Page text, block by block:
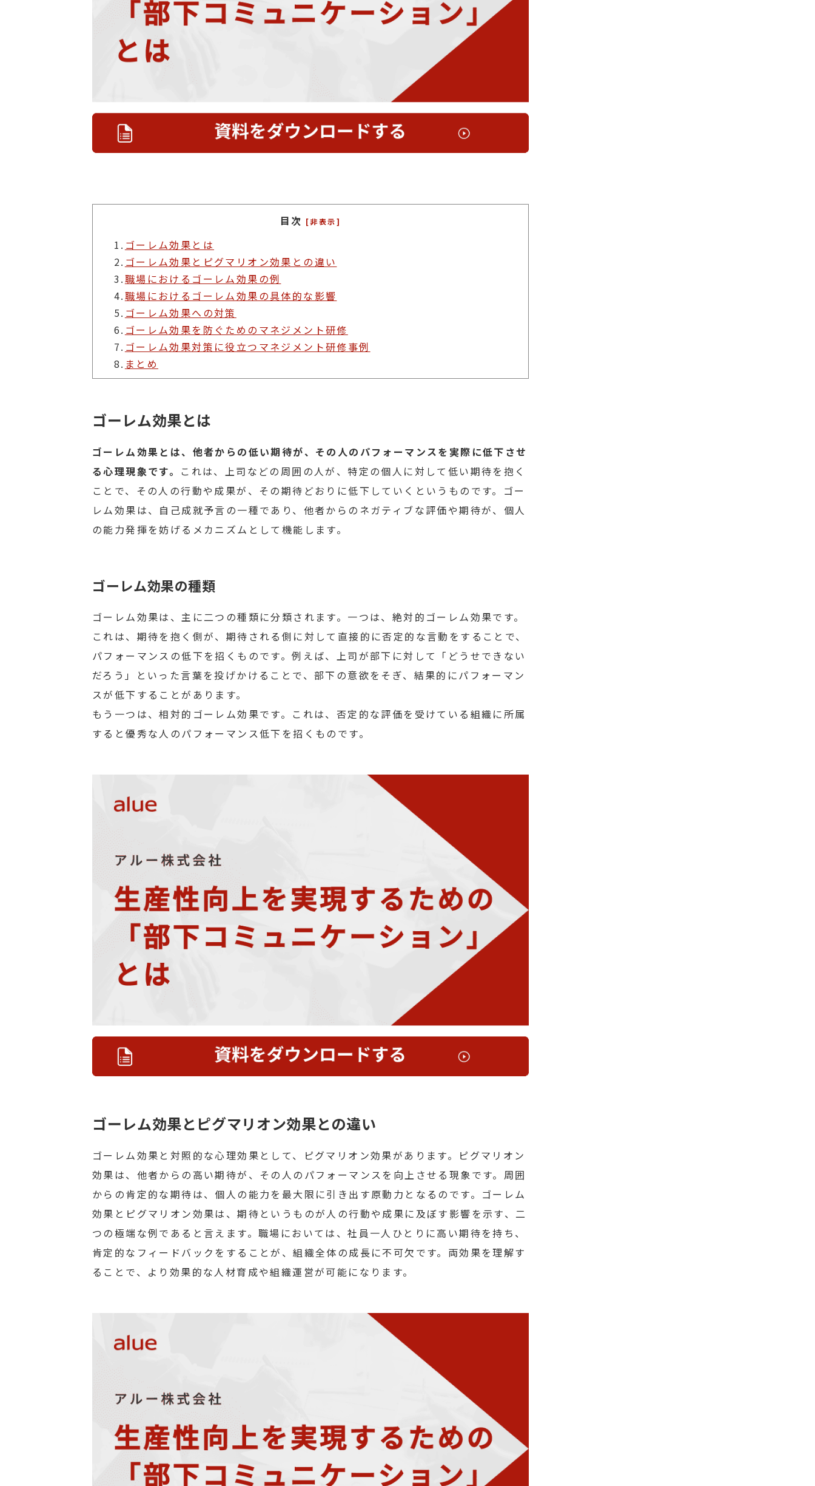
目次 [非表示]
1. ゴーレム効果とは
2. ゴーレム効果とピグマリオン効果との違い
3.職場におけるゴーレム効果の例
4.職場におけるゴーレム効果の具体的な影響
5. ゴーレム効果への対策
6. ゴーレム効果を防ぐためのマネジメント研修
7. ゴーレム効果対策に役立つマネジメント研修事例
8. まとめ
ゴーレム効果とは
ゴーレム効果とは、他者からの低い期待が、その人のパフォーマンスを実際に低下させ
る心理現象です。
これは、上司などの周囲の人が、特定の個人に対して低い期待を抱く
ことで、その人の行動や成果が、その期待どおりに低下していくというものです。ゴー
レム効果は、自己成就予言の一種であり、他者からのネガティブな評価や期待が、個人
の能力発揮を妨げるメカニズムとして機能します。
ゴーレム効果の種類
ゴーレム効果は、主に二つの種類に分類されます。一つは、絶対的ゴーレム効果です。
これは、期待を抱く側が、期待される側に対して直接的に否定的な言動をすることで、
パフォーマンスの低下を招くものです。例えば、上司が部下に対して「どうせできない
だろう」といった言葉を投げかけることで、部下の意欲をそぎ、結果的にパフォーマン
スが低下することがあります。
もう一つは、相対的ゴーレム効果です。これは、否定的な評価を受けている組織に所属
すると優秀な人のパフォーマンス低下を招くものです。
ゴーレム効果とピグマリオン効果との違い
ゴーレム効果と対照的な心理効果として、ピグマリオン効果があります。ピグマリオン
効果は、他者からの高い期待が、その人のパフォーマンスを向上させる現象です。周囲
からの肯定的な期待は、個人の能力を最大限に引き出す原動力となるのです。ゴーレム
効果とピグマリオン効果は、期待というものが人の行動や成果に及ぼす影響を示す、二
つの極端な例であると言えます。職場においては、社員一人ひとりに高い期待を持ち、
肯定的なフィードバックをすることが、組織全体の成長に不可欠です。両効果を理解す
ることで、より効果的な人材育成や組織運営が可能になります。